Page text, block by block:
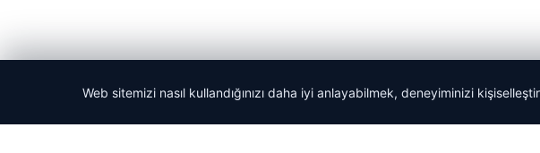
© 2026 Teknopat – Güncel Teknoloji Haberleri
Web sitemizi nasıl kullandığınızı daha iyi anlayabilmek, deneyiminizi